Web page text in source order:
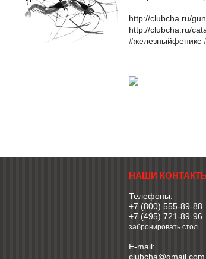
http://clubcha.ru/
http://clubcha.ru/
#железныйфеникс
НАШИ
Телефоны:
+7 (800) 555-89-88
+7 (495) 721-89-96
забронировать стол
E-mail:
clubcha@gmail.com